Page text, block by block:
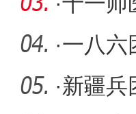
·一八六
·新疆兵